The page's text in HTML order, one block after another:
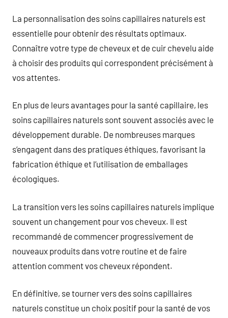
La personnalisation des soins capillaires naturels est
essentielle pour obtenir des résultats optimaux.
Connaître votre type de cheveux et de cuir chevelu aide
à choisir des produits qui correspondent précisément à
vos attentes.
En plus de leurs avantages pour la santé capillaire, les
soins capillaires naturels sont souvent associés avec le
développement durable. De nombreuses marques
s’engagent dans des pratiques éthiques, favorisant la
fabrication éthique et l’utilisation de emballages
écologiques.
La transition vers les soins capillaires naturels implique
souvent un changement pour vos cheveux. Il est
recommandé de commencer progressivement de
nouveaux produits dans votre routine et de faire
attention comment vos cheveux répondent.
En définitive, se tourner vers des soins capillaires
naturels constitue un choix positif pour la santé de vos